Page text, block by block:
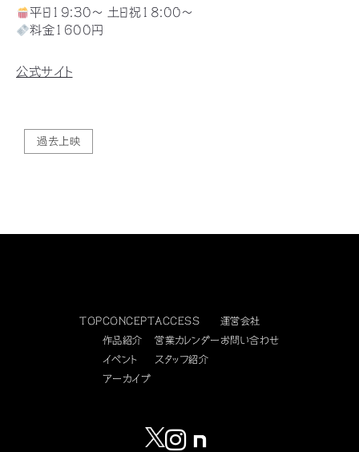
平日19:30〜 土日祝18:00〜
料金1600円
公式サイト
過去上映
TOPCONCEPT
作品紹介
イベント
アーカイブ
ACCESS
営業カレンダー
スタッフ紹介
運営会社
お問い合わせ